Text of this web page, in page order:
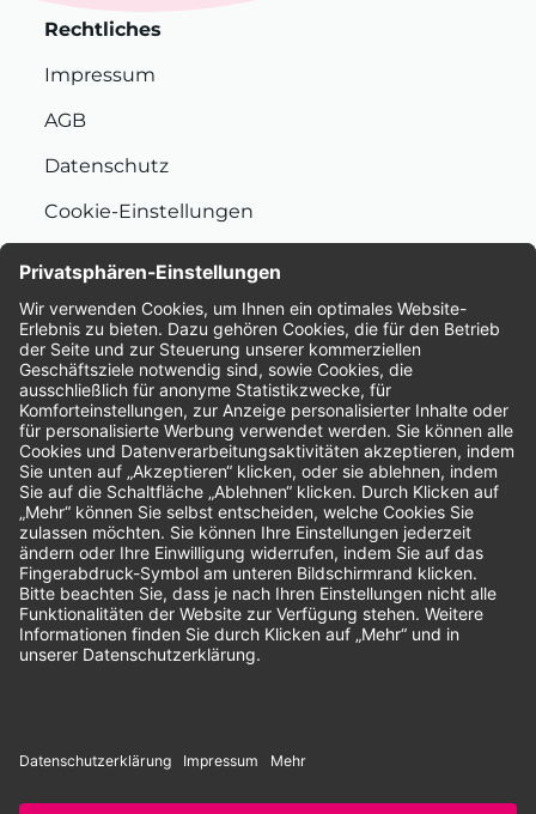
Rechtliches
Impressum
AGB
Datenschutz
Cookie-Einstellungen
Bewertungen
Unsere Zahlungsarten:
Rechnung SEPA-Lastschrift Vorkasse